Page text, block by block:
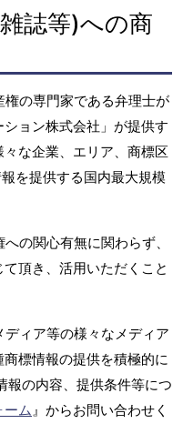
誌等)への商
権の専門家である弁理士が
ョン株式会社」が提供す
な企業、エリア、商標区
を提供する国内最大規模
の関心有無に関わらず、
頂き、活用いただくこと
ィア等の様々なメディア
標情報の提供を積極的に
報の内容、提供条件等につ
ーム 』からお問い合わせく